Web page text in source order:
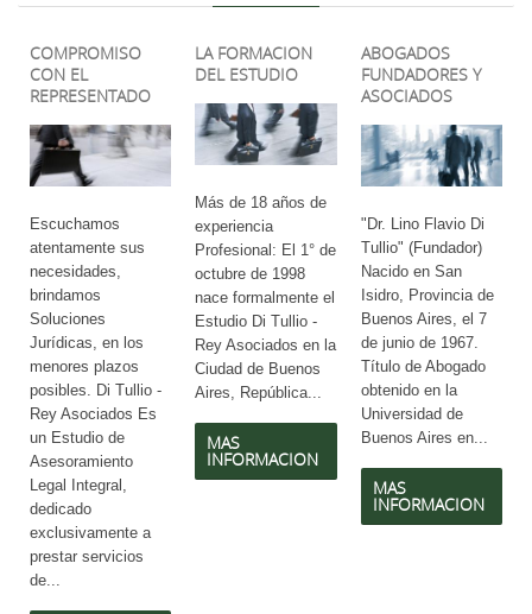
COMPROMISO
CON EL
REPRESENTADO
Escuchamos
atentamente sus
necesidades,
brindamos
Soluciones
Jurídicas, en los
menores plazos
posibles. Di Tullio -
Rey Asociados Es
un Estudio de
Asesoramiento
Legal Integral,
dedicado
exclusivamente a
prestar servicios
de...
LA FORMACION
DEL ESTUDIO
Más de 18 años de
experiencia
Profesional: El 1° de
octubre de 1998
nace formalmente el
Estudio Di Tullio -
Rey Asociados en la
Ciudad de Buenos
Aires, República...
MAS
INFORMACION
ABOGADOS
FUNDADORES Y
ASOCIADOS
"Dr. Lino Flavio Di
Tullio" (Fundador)
Nacido en San
Isidro, Provincia de
Buenos Aires, el 7
de junio de 1967.
Título de Abogado
obtenido en la
Universidad de
Buenos Aires en...
MAS
INFORMACION